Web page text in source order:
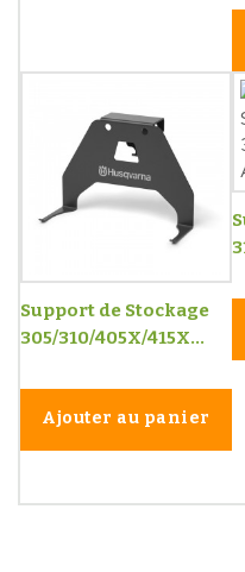
Support de Stockage
305/310/405X/415X...
Ajouter au panier